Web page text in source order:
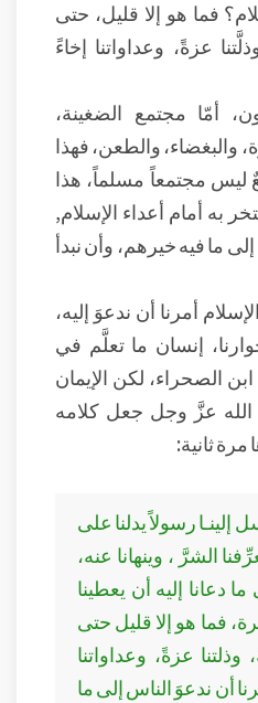
فما هو إلا قليل، حتى
عزةً، وعداواتنا إخاءً
أمّا مجتمع الضغينة،
والبغضاء، والطعن، فهذا
ليس مجتمعاً مسلماً، هذا
به أمام أعداء الإسلام,
ما فيه خيرهم، وأن نبدأ
أمرنا أن ندعوَ إليه،
إنسان ما تعلَّم في
الصحراء، لكن الإيمان
عزَّ وجل جعل كلامه
ثانية:
إلينـا رسولاً يدلنا على
الشرَّ ، وينهانا عنه،
دعانا إليه أن يعطينا
فما هو إلا قليل حتى
عزةً، وعداواتنا
أن ندعوَ الناس إلى ما